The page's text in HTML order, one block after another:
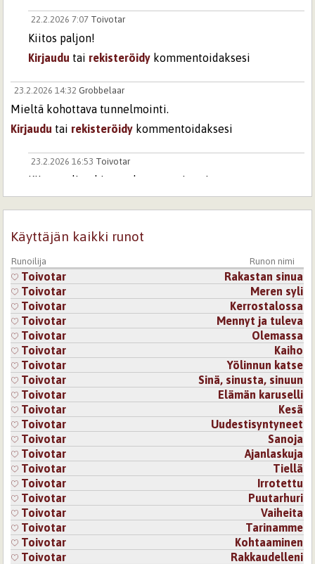
22.2.2026 7:07 Toivotar
Kiitos paljon!
Kirjaudu tai rekisteröidy kommentoidaksesi
23.2.2026 14:32 Grobbelaar
Mieltä kohottava tunnelmointi.
Kirjaudu tai rekisteröidy kommentoidaksesi
23.2.2026 16:53 Toivotar
Kiitos paljon kivasta kommentistasi.
Kirjaudutairekisteröidykommentoidaksesi
Käyttäjän kaikki runot
Runoilija Runon nimi
Toivotar
Rakastan sinua
Toivotar
Meren syli
Toivotar
Kerrostalossa
Toivotar
Mennyt ja tuleva
Toivotar
Olemassa
Toivotar
Kaiho
Toivotar
Yölinnun katse
Toivotar
Sinä, sinusta, sinuun
Toivotar
Elämän karuselli
Toivotar
Kesä
Toivotar
Uudestisyntyneet
Toivotar
Sanoja
Toivotar
Ajanlaskuja
Toivotar
Tiellä
Toivotar
Irrotettu
Toivotar
Puutarhuri
Toivotar
Vaiheita
Toivotar
Tarinamme
Toivotar
Kohtaaminen
Toivotar
Rakkaudelleni